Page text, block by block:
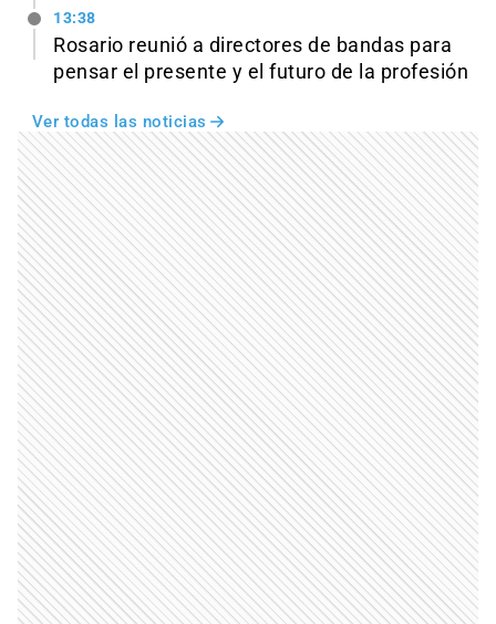
13:38
Rosario reunió a directores de bandas para
pensar el presente y el futuro de la profesión
Ver todas las noticias